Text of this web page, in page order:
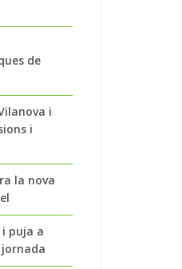
de
i
i
la nova
puja a
jornada